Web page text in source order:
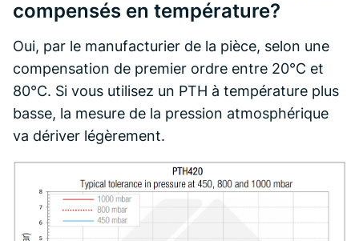
compensés en température?
Oui, par le manufacturier de la pièce, selon une
compensation de premier ordre entre 20°C et
80°C. Si vous utilisez un PTH à température plus
basse, la mesure de la pression atmosphérique
va dériver légèrement.